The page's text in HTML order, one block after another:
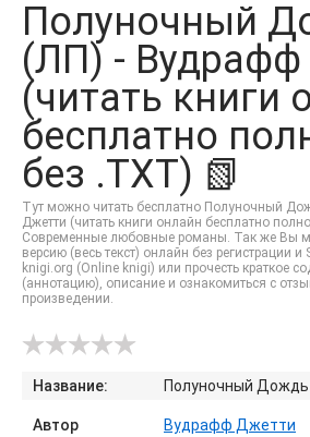
ЗАКЛАДКИ
Полуночный
(ЛП) -
(читать книги
бесплатно
без .TXT) 📗
Тут можно читать бесплатно Полуночный
Джетти (читать книги онлайн бесплатно
Современные любовные романы. Так же Вы
версию (весь текст) онлайн без регистрации и
knigi.org (Online knigi) или прочесть краткое
(аннотацию), описание и ознакомиться с
произведении.
Название: Полуночный
Автор Вудрафф Джетти